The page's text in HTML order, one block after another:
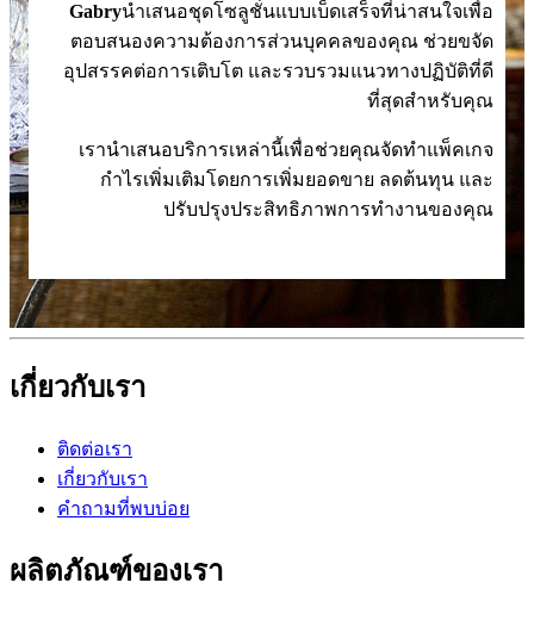
Gabryนำเสนอชุดโซลูชั่นแบบเบ็ดเสร็จที่น่าสนใจเพื่อ
ตอบสนองความต้องการส่วนบุคคลของคุณ ช่วยขจัด
อุปสรรคต่อการเติบโต และรวบรวมแนวทางปฏิบัติที่ดี
ที่สุดสำหรับคุณ
เรานำเสนอบริการเหล่านี้เพื่อช่วยคุณจัดทำแพ็คเกจ
กำไรเพิ่มเติมโดยการเพิ่มยอดขาย ลดต้นทุน และ
ปรับปรุงประสิทธิภาพการทำงานของคุณ
เกี่ยวกับเรา
ติดต่อเรา
เกี่ยวกับเรา
คำถามที่พบบ่อย
ผลิตภัณฑ์ของเรา